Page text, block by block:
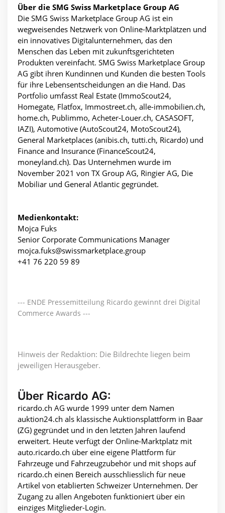
Über die SMG Swiss Marketplace Group AG
Die SMG Swiss Marketplace Group AG ist ein
wegweisendes Netzwerk von Online-Marktplätzen und
ein innovatives Digitalunternehmen, das den
Menschen das Leben mit zukunftsgerichteten
Produkten vereinfacht. SMG Swiss Marketplace Group
AG gibt ihren Kundinnen und Kunden die besten Tools
für ihre Lebensentscheidungen an die Hand. Das
Portfolio umfasst Real Estate (ImmoScout24,
Homegate, Flatfox, Immostreet.ch, alle-immobilien.ch,
home.ch, Publimmo, Acheter-Louer.ch, CASASOFT,
IAZI), Automotive (AutoScout24, MotoScout24),
General Marketplaces (anibis.ch, tutti.ch, Ricardo) und
Finance and Insurance (FinanceScout24,
moneyland.ch). Das Unternehmen wurde im
November 2021 von TX Group AG, Ringier AG, Die
Mobiliar und General Atlantic gegründet.
Medienkontakt:
Mojca Fuks
Senior Corporate Communications Manager
mojca.fuks@swissmarketplace.group
+41 76 220 59 89
--- ENDE Pressemitteilung Ricardo gewinnt drei Digital
Commerce Awards ---
Hinweis der Redaktion: Die Bildrechte liegen beim
jeweiligen Herausgeber.
Über Ricardo AG:
ricardo.ch AG wurde 1999 unter dem Namen
auktion24.ch als klassische Auktionsplattform in Baar
(ZG) gegründet und in den letzten Jahren laufend
erweitert. Heute verfügt der Online-Marktplatz mit
auto.ricardo.ch über eine eigene Plattform für
Fahrzeuge und Fahrzeugzubehör und mit shops auf
ricardo.ch einen Bereich ausschliesslich für neue
Artikel von etablierten Schweizer Unternehmen. Der
Zugang zu allen Angeboten funktioniert über ein
einziges Mitglieder-Login.